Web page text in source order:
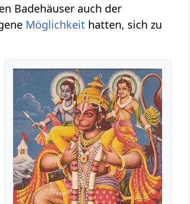
Badehäuser auch der
Möglichkeit hatten, sich zu